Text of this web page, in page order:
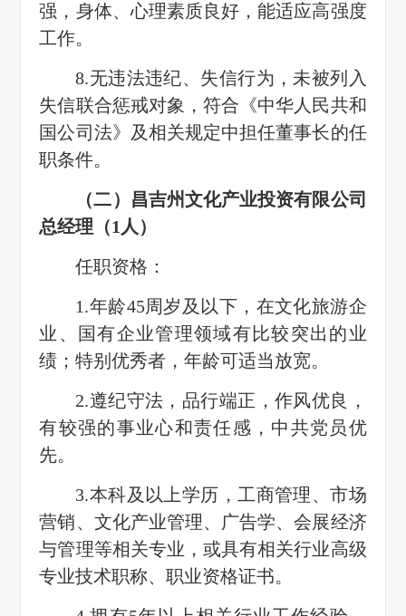
强，身体、心理素质良好，能适应高强度
工作。
8.无违法违纪、失信行为，未被列入
失信联合惩戒对象，符合《中华人民共和
国公司法》及相关规定中担任董事长的任
职条件。
（二）昌吉州文化产业投资有限公司
总经理（1人）
任职资格：
1.年龄45周岁及以下，在文化旅游企
业、国有企业管理领域有比较突出的业
绩；特别优秀者，年龄可适当放宽。
2.遵纪守法，品行端正，作风优良，
有较强的事业心和责任感，中共党员优
先。
3.本科及以上学历，工商管理、市场
营销、文化产业管理、广告学、会展经济
与管理等相关专业，或具有相关行业高级
专业技术职称、职业资格证书。